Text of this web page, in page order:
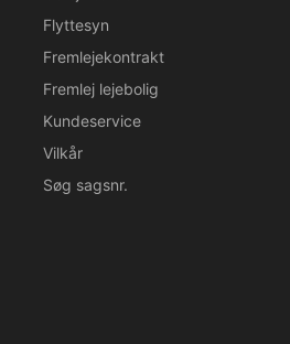
Flyttesyn
Fremlejekontrakt
Fremlej lejebolig
Kundeservice
Vilkår
Søg sagsnr.